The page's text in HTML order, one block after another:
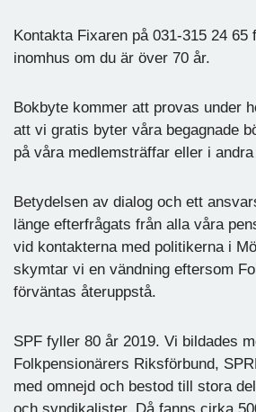
Kontakta Fixaren på 031-315 24 65
inomhus om du är över 70 år.
Bokbyte kommer att provas under
att vi gratis byter våra begagnade
på våra medlemsträffar eller i
Betydelsen av dialog och ett
länge efterfrågats från alla våra
vid kontakterna med politikerna i
skymtar vi en vändning eftersom
förväntas återuppstå.
SPF fyller 80 år 2019. Vi bildades
Folkpensionärers Riksförbund,
med omnejd och bestod till stora